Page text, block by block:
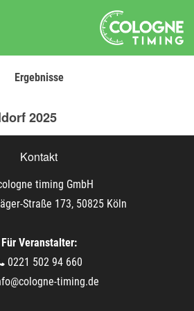
Ergebnisse
2025
Kontakt
timing GmbH
Straße 173, 50825 Köln
Für Veranstalter:
0221 502 94 660
timing.de